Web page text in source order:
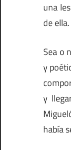
una
de
Sea o
y
y
había